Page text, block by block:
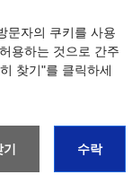
사이트맵
Go to Global Site
문자의 쿠키를 사용
용하는 것으로 간주
찾기"를 클릭하세
수락